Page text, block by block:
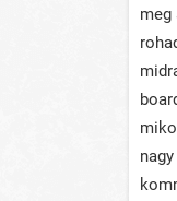
meg